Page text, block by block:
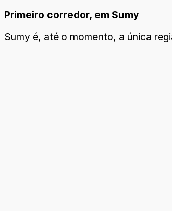
Primeiro corredor, em Sumy
Sumy é, até o momento, a única